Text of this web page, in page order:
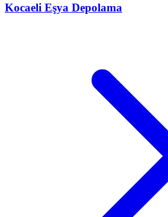
Kocaeli Eşya Depolama